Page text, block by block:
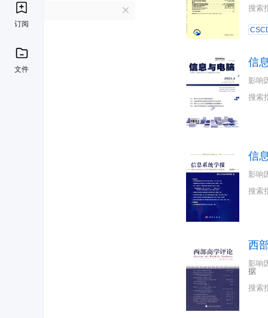
订阅
文件
搜索
信
影响
搜索
信
影响
搜索
西
影响
据
搜索